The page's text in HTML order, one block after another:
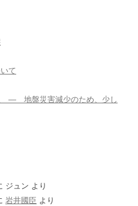
て
― 地盤災害減少のため、少し
ジュン より
岩井國臣 より